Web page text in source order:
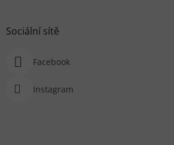
Sociální sítě
Facebook
Instagram